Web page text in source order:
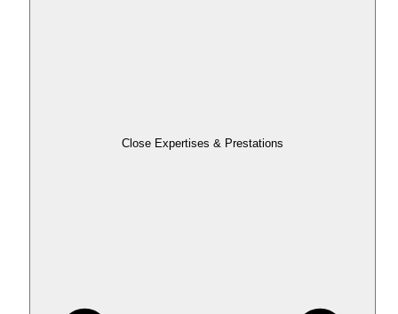
Close Expertises & Prestations